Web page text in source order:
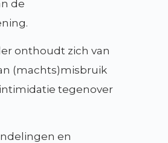
de
onthoudt zich van
(machts)misbruik
tegenover
en